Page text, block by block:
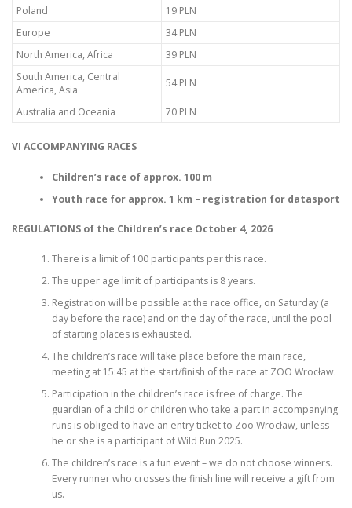
Poland
19 PLN
Europe
34 PLN
North America, Africa
39 PLN
South America, Central
America, Asia
54 PLN
Australia and Oceania 70 PLN
VI ACCOMPANYING RACES
Children’s race of approx. 100 m
Youth race for approx. 1 km – registration for datasport
REGULATIONS of the Children’s race October 4, 2026
There is a limit of 100 participants per this race.
The upper age limit of participants is 8 years.
Registration will be possible at the race office, on Saturday (a
day before the race) and on the day of the race, until the pool
of starting places is exhausted.
The children’s race will take place before the main race,
meeting at 15:45 at the start/finish of the race at ZOO Wrocław.
Participation in the children’s race is free of charge. The
guardian of a child or children who take a part in accompanying
runs is obliged to have an entry ticket to Zoo Wrocław, unless
he or she is a participant of Wild Run 2025.
The children’s race is a fun event – we do not choose winners.
Every runner who crosses the finish line will receive a gift from
us.